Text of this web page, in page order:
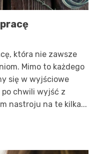
która nie zawsze
Mimo to każdego
się w wyjściowe
po chwili wyjść z
nastroju na te kilka...